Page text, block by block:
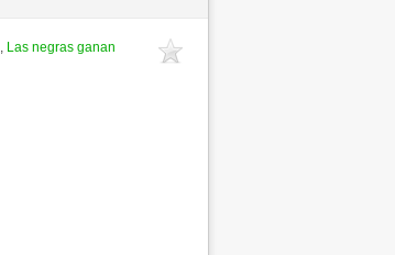
Las negras ganan